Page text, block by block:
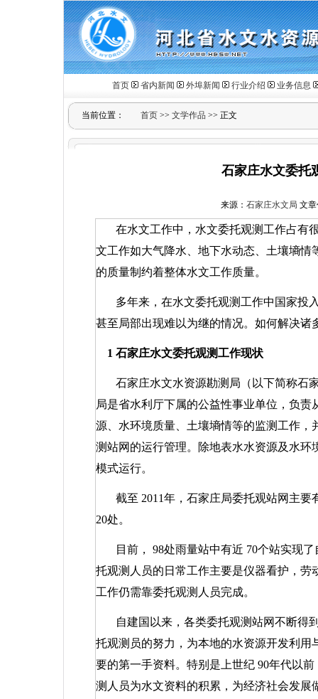
首页 省内新闻 外埠新闻 行业介绍 业务信息
当前位置： 首页 >> 文学作品 >> 正文
石家庄水文委托
来源： 石家庄水文局 文章
在水文工作中，水文委托观测工作占有
文工作如大气降水、地下水动态、土壤墒
的质量制约着整体水文工作质量。
多年来，在水文委托观测工作中国家投
甚至局部出现难以为继的情况。如何解决
1 石家庄水文委托观测工作现状
石家庄水文水资源勘测局（以下简称石
局是省水利厅下属的公益性事业单位，负
源、水环境质量、土壤墒情等的监测工作
测站网的运行管理。除地表水水资源及水
模式运行。
截至 2011年，石家庄局委托观站网主要
20处。
目前， 98处雨量站中有近 70个站实现了
托观测人员的日常工作主要是仪器看护，
工作仍需靠委托观测人员完成。
自建国以来，各类委托观测站网不断得
托观测员的努力，为本地的水资源开发利
要的第一手资料。特别是上世纪 90年代以前
测人员为水文资料的积累，为经济社会发展